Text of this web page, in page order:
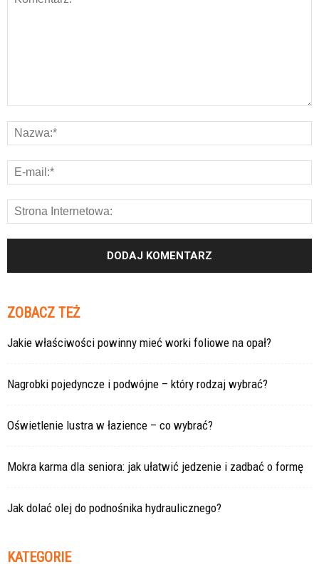
ZOBACZ TEŻ
Jakie właściwości powinny mieć worki foliowe na opał?
Nagrobki pojedyncze i podwójne – który rodzaj wybrać?
Oświetlenie lustra w łazience – co wybrać?
Mokra karma dla seniora: jak ułatwić jedzenie i zadbać o formę
Jak dolać olej do podnośnika hydraulicznego?
KATEGORIE